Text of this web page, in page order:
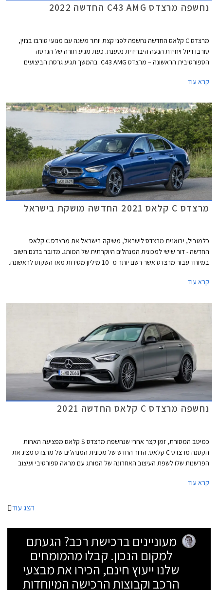
נחשפה מרצדס C43 AMG החדשה 2022
מרצדס C קלאס החדשה נחשפה לפני קצת יותר משנה עם מנועי טורבו בנזין,
טורבו דיזל ויחידת הנעה היברידית נטענת. כעת מגיע תורה של הגרסה
הספורטיבית הראשונה – מרצדס C43 AMG. בהמשך תגיע גרסת הביצועים
קרא עוד
מרצדס C קלאס 2021 החדשה מושקת בישראל
כלמוביל, יבואנית מרצדס לישראל, משיקה בישראל את מרצדס C קלאס
החדשה - דור שישי למכונית המנהלים היוקרתית של המותג. מדובר בדגם חשוב
במיוחד עבור מרצדס אשר רשם יותר מ- 10 מיליון מסירות מאז השקתו לראשונה.
קרא עוד
נחשפה מרצדס C קלאס החדשה 2021
כמיטב המסורת, זמן קצר אחרי שנחשפת מרצדס S קלאס מפציעה האחות
הקטנה מרצדס C קלאס. הדור החדש של מכונית המנהלים של מרצדס מציג את
הפרשנות שלו לשפת העיצוב האחרונה של המותג עם מראה ספורטיבי ועיצוב
עיצוב הדופן נקי עם קו מותניים מעודן ובתחתית הדלתות חגורה בולטת המעניקה
אף הוא מציג עיצוב נאה עם זנב ספורטיבי בזכות קורות C מסיביות וקו חלונות
קרא עוד
הצג עוד
מעוניינים ברכישת רכב? הגעתם
למקום הנכון. קבלו מהמומחים
שלנו ייעוץ חינם, הכירו את מבצעי
הרכב וקבוצות הרכישה המיוחדות